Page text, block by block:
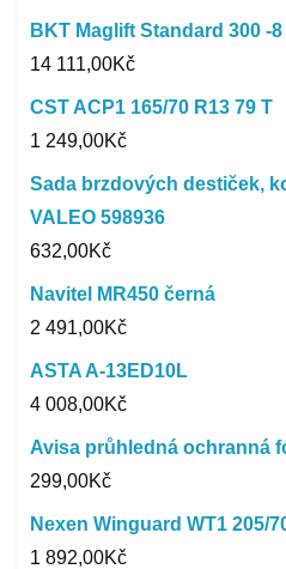
BKT Maglift Standard 300 -
14 111,00Kč
CST ACP1 165/70 R13 79 T
1 249,00Kč
Sada brzdových destiček,
VALEO 598936
632,00Kč
Navitel MR450 černá
2 491,00Kč
ASTA A-13ED10L
4 008,00Kč
Avisa průhledná ochranná
299,00Kč
Nexen Winguard WT1 205/
1 892,00Kč